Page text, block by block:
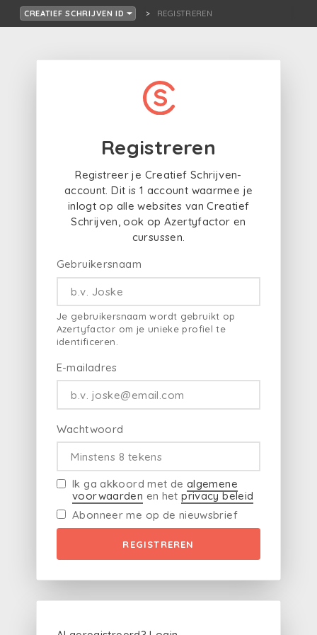
CREATIEF SCHRIJVEN ID REGISTREREN
Registreren
Registreer je Creatief Schrijven-
account. Dit is 1 account waarmee je
inlogt op alle websites van Creatief
Schrijven, ook op Azertyfactor en
cursussen.
Gebruikersnaam
Je gebruikersnaam wordt gebruikt op
Azertyfactor om je unieke profiel te
identificeren.
E-mailadres
Wachtwoord
Ik ga akkoord met de algemene
voorwaarden en hetprivacy beleid
Abonneer me op de nieuwsbrief
REGISTREREN